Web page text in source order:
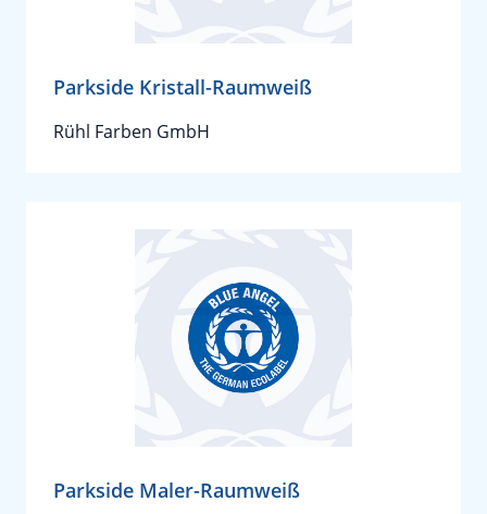
Parkside Kristall-Raumweiß
Rühl Farben GmbH
Parkside Maler-Raumweiß